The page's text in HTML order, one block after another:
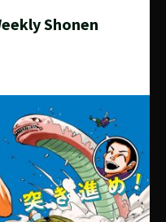
Shonen